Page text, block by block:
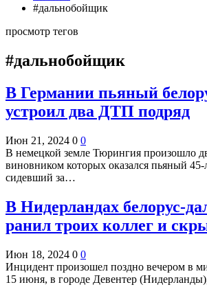
#дальнобойщик
просмотр тегов
#дальнобойщик
В Германии пьяный
устроил два ДТП подряд
Июн 21, 2024 0 0
В немецкой земле Тюрингия произошло
виновником которых оказался пьяный 45-
сидевший за…
В Нидерландах белорус-
ранил троих коллег и
Июн 18, 2024 0 0
Инцидент произошел поздно вечером в
15 июня, в городе Девентер